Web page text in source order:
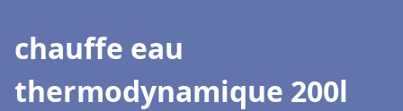
chauffe eau
thermodynamique 200l